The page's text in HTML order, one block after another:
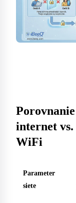
internet
WiFi
Parameter
siete